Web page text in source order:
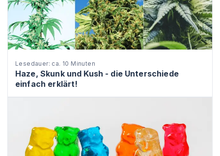
Lesedauer: ca. 10 Minuten
Haze, Skunk und Kush - die Unterschiede
einfach erklärt!